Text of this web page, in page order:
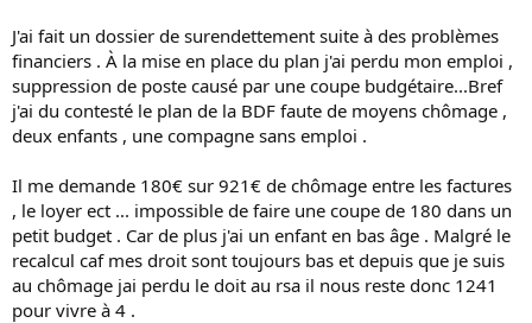
J'ai fait un dossier de surendettement suite à des problèmes
financiers . À la mise en place du plan j'ai perdu mon emploi ,
suppression de poste causé par une coupe budgétaire...Bref
j'ai du contesté le plan de la BDF faute de moyens chômage ,
deux enfants , une compagne sans emploi .
Il me demande 180€ sur 921€ de chômage entre les factures
, le loyer ect ... impossible de faire une coupe de 180 dans un
petit budget . Car de plus j'ai un enfant en bas âge . Malgré le
recalcul caf mes droit sont toujours bas et depuis que je suis
au chômage jai perdu le doit au rsa il nous reste donc 1241
pour vivre à 4 .